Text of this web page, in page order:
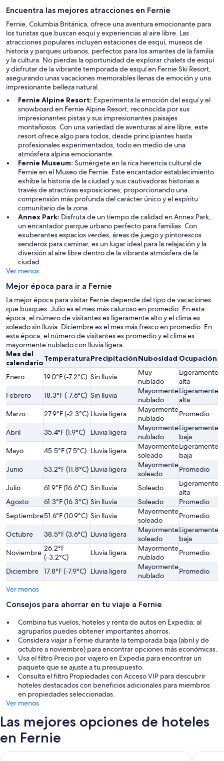
Encuentra las mejores atracciones en Fernie
Fernie, Columbia Británica, ofrece una aventura emocionante para
los turistas que buscan esquí y experiencias al aire libre. Las
atracciones populares incluyen estaciones de esquí, museos de
historia y parques urbanos, perfectos para los amantes de la familia
y la cultura. No pierdas la oportunidad de explorar chalets de esquí
y disfrutar de la vibrante temporada de esquí en Fernie Ski Resort,
asegurando unas vacaciones memorables llenas de emoción y una
impresionante belleza natural.
Fernie Alpine Resort: Experimenta la emoción del esquí y el
snowboard en Fernie Alpine Resort, reconocida por sus
impresionantes pistas y sus impresionantes paisajes
montañosos. Con una variedad de aventuras al aire libre, este
resort ofrece algo para todos, desde principiantes hasta
profesionales experimentados, todo en medio de una
atmósfera alpina emocionante.
Fernie Museum: Sumérgete en la rica herencia cultural de
Fernie en el Museo de Fernie. Este encantador establecimiento
exhibe la historia de la ciudad y sus cautivadoras historias a
través de atractivas exposiciones, proporcionando una
comprensión más profunda del carácter único y el espíritu
comunitario de la zona.
Annex Park: Disfruta de un tiempo de calidad en Annex Park,
un encantador parque urbano perfecto para familias. Con
exuberantes espacios verdes, áreas de juego y pintorescos
senderos para caminar, es un lugar ideal para la relajación y la
diversión al aire libre dentro de la vibrante atmósfera de la
ciudad.
Ver menos
Mejor época para ir a Fernie
La mejor época para visitar Fernie depende del tipo de vacaciones
que busques. Julio es el mes más caluroso en promedio. En esta
época, el número de visitantes es ligeramente alto y el clima es
soleado sin lluvia. Diciembre es el mes más fresco en promedio. En
esta época, el número de visitantes es promedio y el clima es
mayormente nublado con lluvia ligera.
Mes del
calendarioTemperaturaPrecipitaciónNubosidad Ocupación
Enero 19.0°F (-7.2°C) Sin lluvia
Muy
nublado
Ligeramente
alta
Febrero
18.3°F (-7.6°C) Sin lluvia
Mayormente
nublado
Ligeramente
alta
Marzo
27.9°F (-2.3°C) Lluvia ligera
Mayormente
nublado
Promedio
Abril 35.4°F (1.9°C) Lluvia ligera
Mayormente
nublado
Ligeramente
baja
Mayo
45.5°F (7.5°C) Lluvia ligera
Mayormente
soleado
Ligeramente
baja
Junio 53.2°F (11.8°C) Lluvia ligera
Mayormente
soleado
Promedio
Julio 61.9°F (16.6°C) Sin lluvia Soleado
Ligeramente
alta
Agosto
61.3°F (16.3°C) Sin lluvia Soleado Promedio
Septiembre51.6°F (10.9°C) Sin lluvia
Mayormente
soleado
Promedio
Octubre 38.5°F (3.6°C) Lluvia ligera
Mayormente
soleado
Ligeramente
baja
Noviembre 26.2°F
(-3.2°C)
Lluvia ligera
Mayormente
nublado
Promedio
Diciembre
17.8°F (-7.9°C) Lluvia ligera
Mayormente
nublado
Promedio
Ver menos
Consejos para ahorrar en tu viaje a Fernie
Combina tus vuelos, hoteles y renta de autos en Expedia; al
agruparlos puedes obtener importantes ahorros.
Considera viajar a Fernie durante la temporada baja (abril y de
octubre a noviembre) para encontrar opciones más económicas.
Usa el filtro Precio por viajero en Expedia para encontrar un
paquete que se ajuste a tu presupuesto.
Consulta el filtro Propiedades con Acceso VIP para descubrir
hoteles destacados con beneficios adicionales para miembros
en propiedades seleccionadas.
Ver menos
Las mejores opciones de hoteles
en Fernie
Fernie Stanford Resort Park